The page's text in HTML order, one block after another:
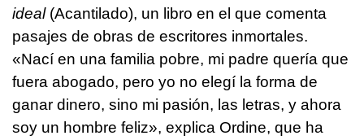
ideal (Acantilado), un libro en el que comenta
pasajes de obras de escritores inmortales.
«Nací en una familia pobre, mi padre quería que
fuera abogado, pero yo no elegí la forma de
ganar dinero, sino mi pasión, las letras, y ahora
soy un hombre feliz», explica Ordine, que ha